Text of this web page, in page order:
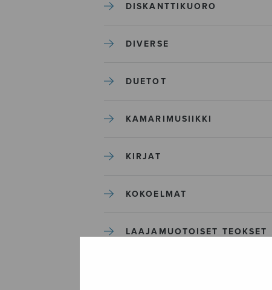
DISKANTTIKUORO
DIVERSE
DUETOT
KAMARIMUSIIKKI
KIRJAT
KOKOELMAT
LAAJAMUOTOISET TEOKSET